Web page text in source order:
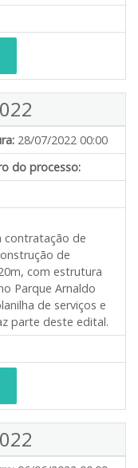
28/07/2022 00:00
do processo:
contratação de
de
com estrutura
Parque Arnaldo
de serviços e
parte deste edital.